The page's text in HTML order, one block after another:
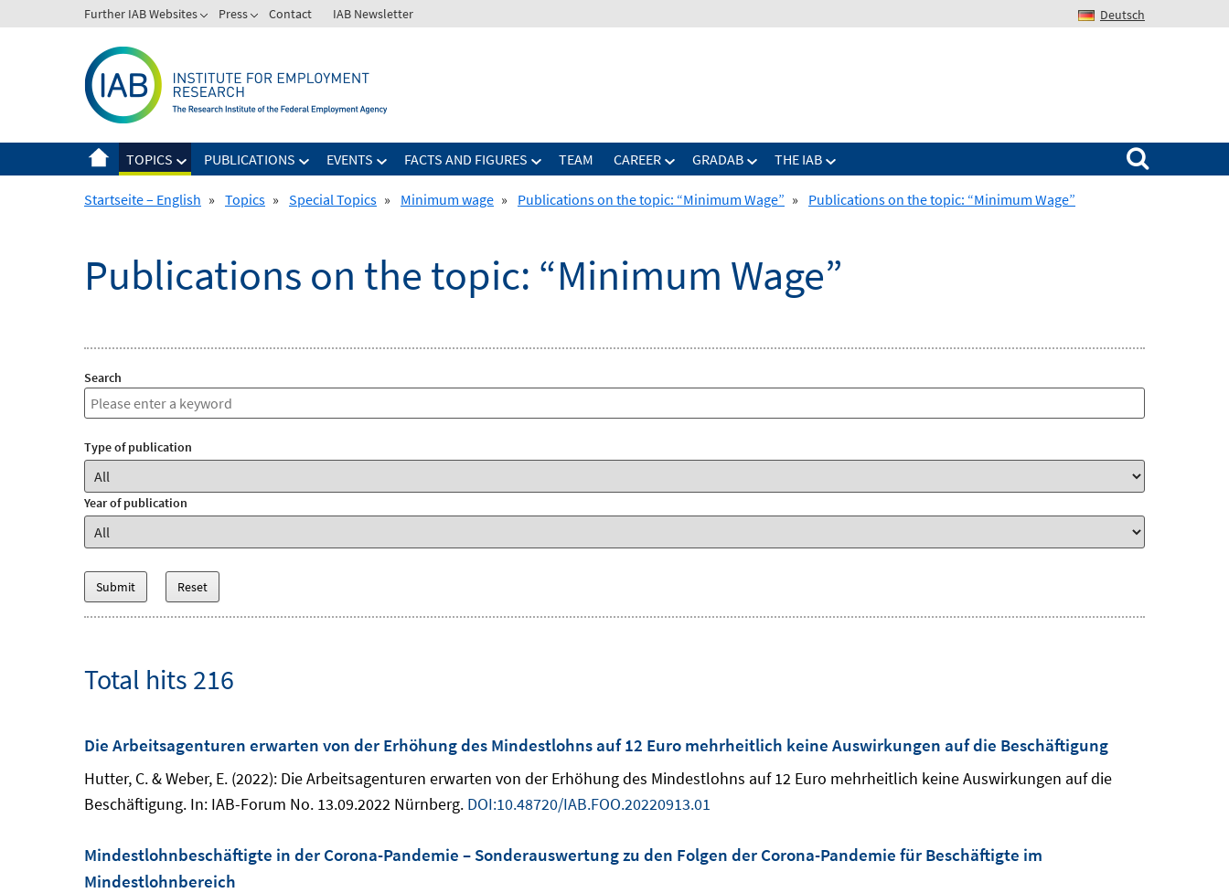
to
Further IAB Websites Press Contact IAB Newsletter Deutsch
TOPICS PUBLICATIONS EVENTS FACTS AND FIGURES TEAM CAREER GRADAB THE IAB
Search for:
Startseite – English » Topics » Special Topics » Minimum wage » Publications on the topic: “Minimum Wage” » Publications on the topic: “Minimum Wage”
Publications on the topic: “Minimum Wage”
Search
Type of publication
Year of publication
Total hits 216
Die Arbeitsagenturen erwarten von der Erhöhung des Mindestlohns auf 12 Euro mehrheitlich keine Auswirkungen auf die Beschäftigung
Hutter, C. & Weber, E. (2022): Die Arbeitsagenturen erwarten von der Erhöhung des Mindestlohns auf 12 Euro mehrheitlich keine Auswirkungen auf die
Beschäftigung. In: IAB-Forum No. 13.09.2022 Nürnberg. DOI:10.48720/IAB.FOO.20220913.01
Mindestlohnbeschäftigte in der Corona-Pandemie – Sonderauswertung zu den Folgen der Corona-Pandemie für Beschäftigte im
Mindestlohnbereich